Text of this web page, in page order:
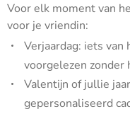
Voor elk moment van
voor je vriendin:
Verjaardag: iets
voorgelezen zonder
Valentijn of jullie
gepersonaliseerd